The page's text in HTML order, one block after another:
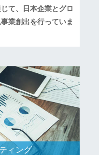
て、日本企業とグロ
業創出を行っていま
ィング